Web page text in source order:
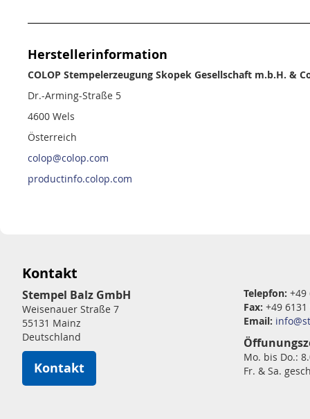
Herstellerinformation
COLOP Stempelerzeugung Skopek Gesellschaft m.b.H. &
Dr.-Arming-Straße 5
4600 Wels
Österreich
colop@colop.com
productinfo.colop.com
Kontakt
Stempel Balz GmbH
Weisenauer Straße 7
55131 Mainz
Deutschland
Kontakt
Telepfon: +49
Fax: +49
Email:
Mo. bis Do.:
Fr. & Sa.